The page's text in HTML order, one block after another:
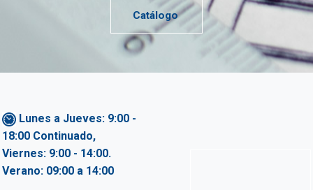
Catálogo
Lunes a Jueves: 9:00 -
18:00 Continuado,
Viernes: 9:00 - 14:00.
Verano: 09:00 a 14:00